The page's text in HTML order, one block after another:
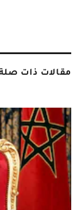
مقالات ذات